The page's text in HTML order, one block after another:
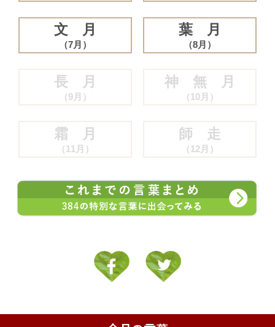
文 月
（7月）
葉 月
（8月）
長 月
（9月）
神 無 月
（10月）
霜 月
（11月）
師 走
（12月）